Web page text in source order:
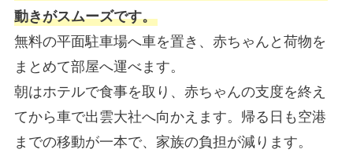
動きがスムーズです。
無料の平面駐車場へ車を置き、赤ちゃんと荷物を
まとめて部屋へ運べます。
朝はホテルで食事を取り、赤ちゃんの支度を終え
てから車で出雲大社へ向かえます。帰る日も空港
までの移動が一本で、家族の負担が減ります。